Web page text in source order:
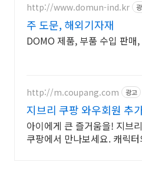
http://www.domun-ind.kr
주 도문, 해외기자재
DOMO 제품, 부품 수입 판매
http://m.coupang.com 광고
지브리 쿠팡 와우회원 추
캐시적립
아이에게 큰 즐거움을! 지브
쿠팡에서 만나보세요. 캐릭터